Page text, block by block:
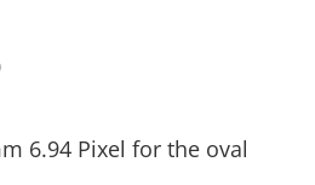
6.94 Pixel for the oval